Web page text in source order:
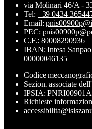
via Molinari 46/A -
Tel: +39 0434
Email:
PEC:
C.F.: 80008290936
IBAN: Intesa
00000046135
Codice
Sezioni associate
IPSIA:
Richieste